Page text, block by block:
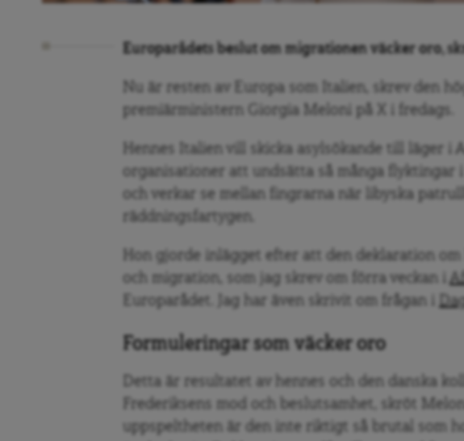
Europarådets beslut om migrationen väcker oro,
Nu är resten av Europa som Italien, skrev den
premiärministern Giorgia Meloni på X i fredags.
Hennes Italien vill skicka asylsökande till läger i
organisationer att undsätta så många flyktingar
och verkar se mellan fingrarna när libyska
räddningsfartygen.
Hon gjorde inlägget efter att den deklaration om
och migration, som jag skrev om förra veckan i
Europarådet. Jag har även skrivit om frågan i
Formuleringar som väcker oro
Detta är resultatet av hennes och den danska
Frederiksens mod och beslutsamhet, skröt
uppspeltheten är den inte riktigt så brutal som